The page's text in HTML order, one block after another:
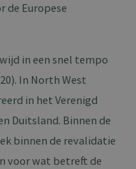
de Europese
in een snel tempo
In North West
in het Verenigd
Duitsland. Binnen de
binnen de revalidatie
voor wat betreft de